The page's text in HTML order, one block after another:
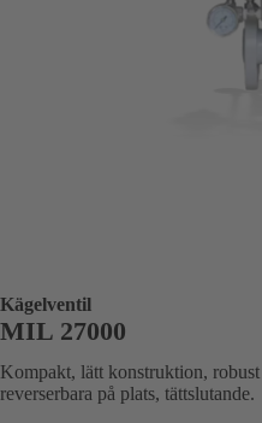
Kägelventil
MIL 27000
Kompakt, lätt konstruktion,
reverserbara på plats, tättslutande.